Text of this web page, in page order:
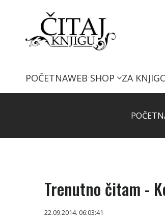
POČETNAWEB SHOP ZA
Trenutno čitam -
22.09.2014. 06:03:41